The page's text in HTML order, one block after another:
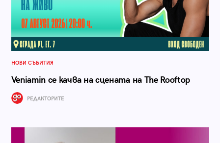
НОВИ СЪБИТИЯ
Veniamin се качва на сцената на The Rooftop
РЕДАКТОРИТЕ